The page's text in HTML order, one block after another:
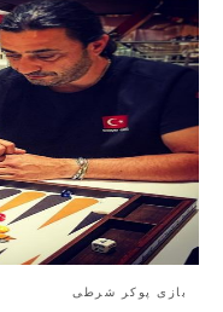
بازی پوکر شرطی